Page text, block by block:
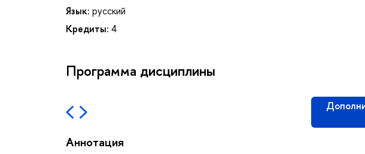
Язык: русский
Кредиты: 4
Программа дисциплины
Аннотация